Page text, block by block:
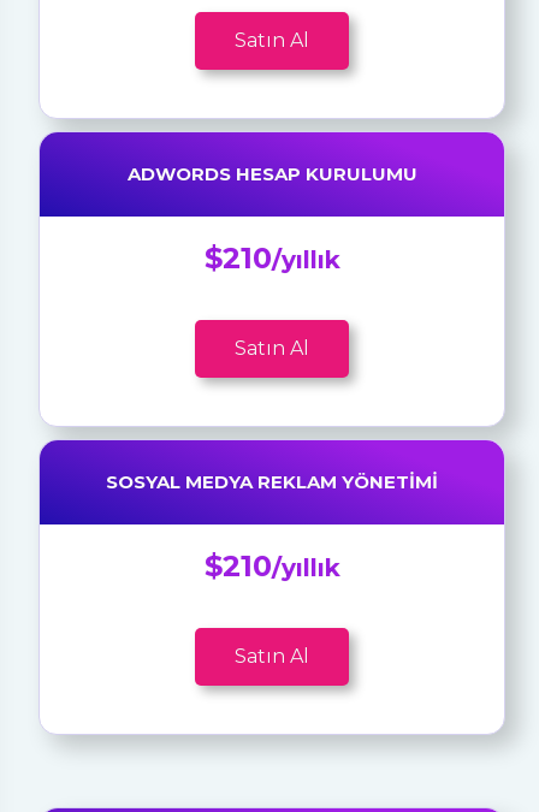
Satın Al
ADWORDS HESAP KURULUMU
$210/yıllık
Satın Al
SOSYAL MEDYA REKLAM YÖNETIMI
$210/yıllık
Satın Al